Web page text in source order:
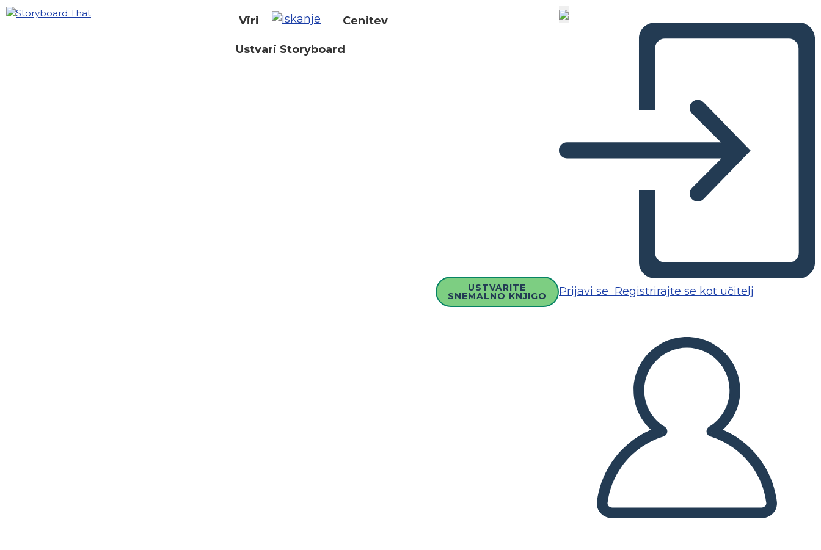
Viri Cenitev
Ustvari Storyboard
USTVARITE
SNEMALNO KNJIGO Prijavi se Registrirajte se kot učitelj